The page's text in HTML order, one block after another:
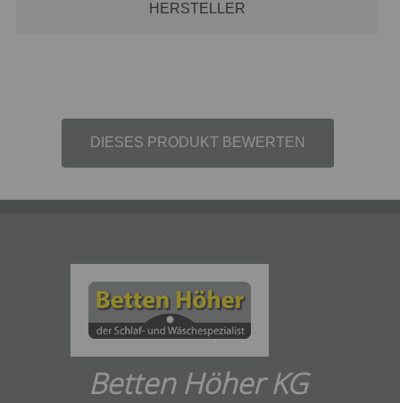
HERSTELLER
DIESES PRODUKT BEWERTEN
Betten Höher KG